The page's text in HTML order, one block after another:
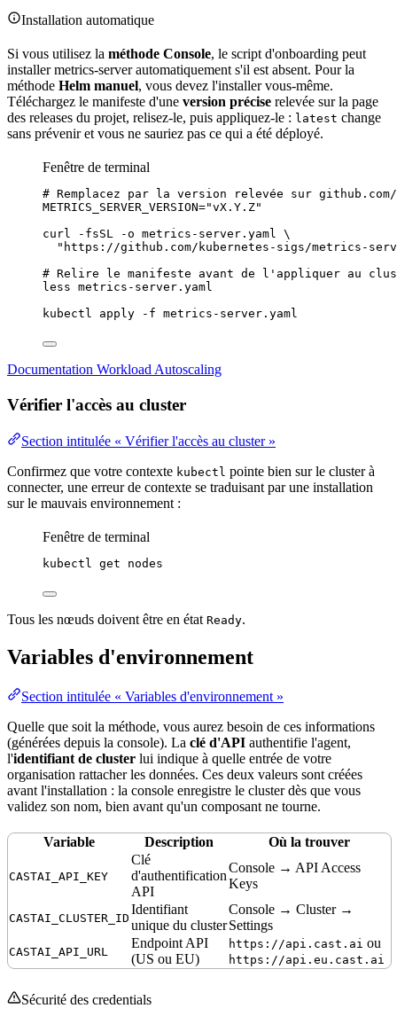
Installation automatique
Si vous utilisez la méthode Console, le script d'onboarding peut
installer metrics-server automatiquement s'il est absent. Pour la
méthode Helm manuel, vous devez l'installer vous-même.
Téléchargez le manifeste d'une version précise relevée sur la page
des releases du projet, relisez-le, puis appliquez-le : latest change
sans prévenir et vous ne sauriez pas ce qui a été déployé.
Fenêtre de terminal
# Remplacez par la version relevée sur
METRICS_SERVER_VERSION="vX.Y.Z"
curl
-fsSL -o metrics-server.yaml \
" https://github.com/kubernetes-sigs/metrics-
# Relire le manifeste avant de l'appliquer au
less metrics-server.yaml
kubectl
apply -f metrics-server.yaml
Documentation Workload Autoscaling
Vérifier l'accès au cluster
Section intitulée « Vérifier l'accès au cluster »
Confirmez que votre contexte kubectl pointe bien sur le cluster à
connecter, une erreur de contexte se traduisant par une installation
sur le mauvais environnement :
Fenêtre de terminal
kubectl get nodes
Tous les nœuds doivent être en état Ready.
Variables d'environnement
Section intitulée « Variables d'environnement »
Quelle que soit la méthode, vous aurez besoin de ces informations
(générées depuis la console). La clé d'API authentifie l'agent,
l'identifiant de cluster lui indique à quelle entrée de votre
organisation rattacher les données. Ces deux valeurs sont créées
avant l'installation : la console enregistre le cluster dès que vous
validez son nom, bien avant qu'un composant ne tourne.
Variable Description Où la trouver
CASTAI_API_KEY
Clé
d'authentification
API
Console → API Access
Keys
CASTAI_CLUSTER_ID
Identifiant
unique du cluster
Console → Cluster →
Settings
CASTAI_API_URL
Endpoint API
(US ou EU)
https://api.cast.ai ou
https://api.eu.cast.ai
Sécurité des credentials